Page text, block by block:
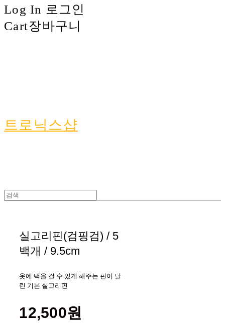
Log In 로그인
Cart장바구니
트로닉스샵
실고리핀(검핑검) / 5
백개 / 9.5cm
옷에 택을 걸 수 있게 해주는 핀이 달
린 기본 실고리핀
12,500원